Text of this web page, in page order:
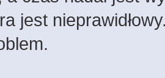
jest